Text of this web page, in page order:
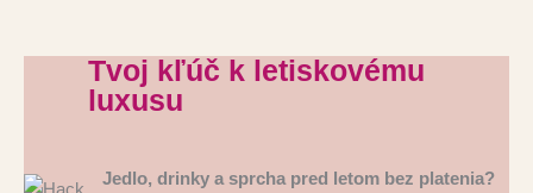
Tvoj kľúč k letiskovému
luxusu
Jedlo, drinky a sprcha pred letom bez platenia?